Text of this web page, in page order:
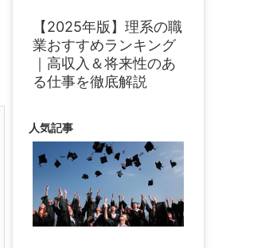
【2025年版】理系の職
業おすすめランキング
｜高収入＆将来性のあ
る仕事を徹底解説
人気記事